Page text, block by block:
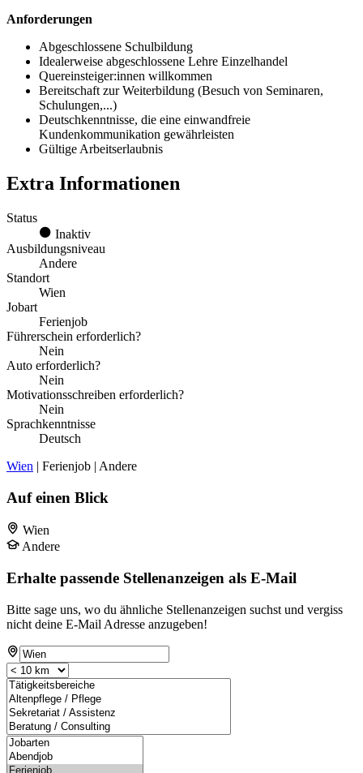
Anforderungen
Abgeschlossene Schulbildung
Idealerweise abgeschlossene Lehre Einzelhandel
Quereinsteiger:innen willkommen
Bereitschaft zur Weiterbildung (Besuch von Seminaren,
Schulungen,...)
Deutschkenntnisse, die eine einwandfreie
Kundenkommunikation gewährleisten
Gültige Arbeitserlaubnis
Extra Informationen
Status
Inaktiv
Ausbildungsniveau
Andere
Standort
Wien
Jobart
Ferienjob
Führerschein erforderlich?
Nein
Auto erforderlich?
Nein
Motivationsschreiben erforderlich?
Nein
Sprachkenntnisse
Deutsch
Wien | Ferienjob | Andere
Auf einen Blick
Wien
Andere
Erhalte passende Stellenanzeigen als E-Mail
Bitte sage uns, wo du ähnliche Stellenanzeigen suchst und vergiss
nicht deine E-Mail Adresse anzugeben!